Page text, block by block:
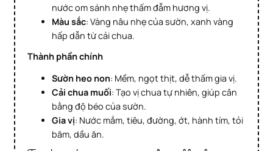
nước om sánh nhẹ thấm đẫm hương vị.
Màu sắc: Vàng nâu nhẹ của sườn, xanh vàng
hấp dẫn từ cải chua.
Thành phần chính
Sườn heo non: Mềm, ngọt thịt, dễ thấm gia vị.
Cải chua muối: Tạo vị chua tự nhiên, giúp cân
bằng độ béo của sườn.
Gia vị: Nước mắm, tiêu, đường, ớt, hành tím, tỏi
băm, dầu ăn.